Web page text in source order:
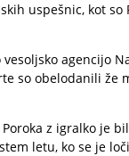
uspešnic, kot so
agencijo
so obelodanili že
z igralko je
letu, ko se je